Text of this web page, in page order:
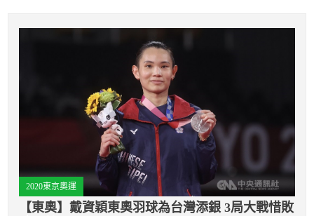
2020東京奧運
【東奧】戴資穎東奧羽球為台灣添銀 3局大戰惜敗